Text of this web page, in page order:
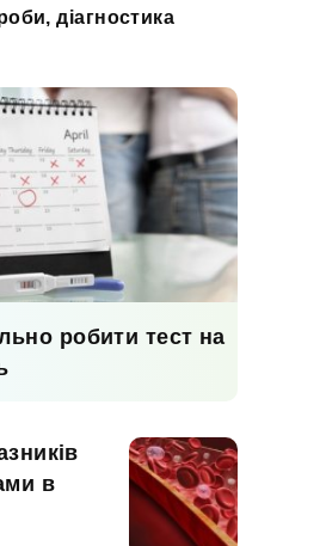
діагностика
робити тест на
в